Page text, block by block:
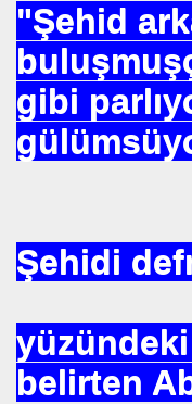
"Şehid
gibi
Şehidi
yüzündeki
belirten
KÖTÜLÜKDE.
ENDÜLÜS.